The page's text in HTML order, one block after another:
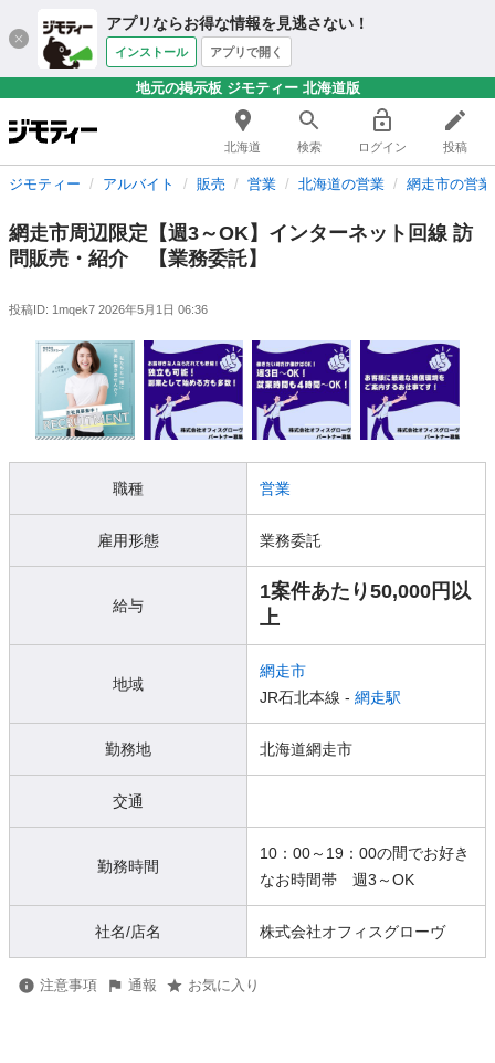
アプリならお得な情報を見逃さない！
インストール アプリで開く
地元の掲示板 ジモティー 北海道版
北海道 検索 ログイン 投稿
ジモティー アルバイト 販売 営業 北海道の営業 網走市の営業
網走市周辺限定【週3～OK】インターネット回線 訪
問販売・紹介 【業務委託】
投稿ID: 1mqek7 2026年5月1日 06:36
職種 営業
雇用形態 業務委託
給与
1案件あたり50,000円以
上
地域
網走市
JR石北本線 - 網走駅
勤務地 北海道網走市
交通
勤務時間
10：00～19：00の間でお好き
なお時間帯 週3～OK
社名/店名 株式会社オフィスグローヴ
注意事項 通報 お気に入り